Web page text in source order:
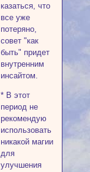
казаться, что
все уже
потеряно,
совет "как
быть" придет
внутренним
инсайтом.
* В этот
период не
рекомендую
использовать
никакой магии
для
улучшения